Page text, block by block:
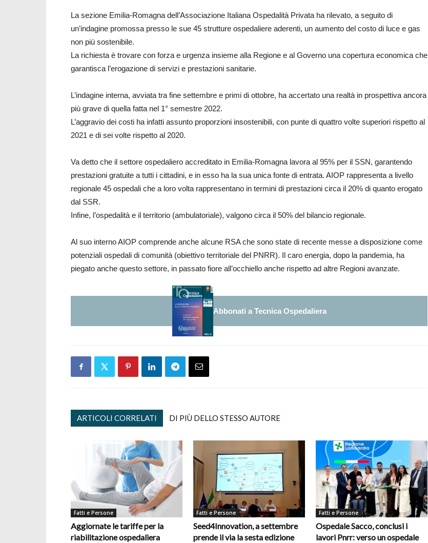
La sezione Emilia-Romagna dell’Associazione Italiana Ospedalità Privata ha rilevato, a seguito di
un’indagine promossa presso le sue 45 strutture ospedaliere aderenti, un aumento del costo di luce e gas
non più sostenibile.
La richiesta è trovare con forza e urgenza insieme alla Regione e al Governo una copertura economica che
garantisca l’erogazione di servizi e prestazioni sanitarie.
L’indagine interna, avviata tra fine settembre e primi di ottobre, ha accertato una realtà in prospettiva ancora
più grave di quella fatta nel 1° semestre 2022.
L’aggravio dei costi ha infatti assunto proporzioni insostenibili, con punte di quattro volte superiori rispetto al
2021 e di sei volte rispetto al 2020.
Va detto che il settore ospedaliero accreditato in Emilia-Romagna lavora al 95% per il SSN, garantendo
prestazioni gratuite a tutti i cittadini, e in esso ha la sua unica fonte di entrata. AIOP rappresenta a livello
regionale 45 ospedali che a loro volta rappresentano in termini di prestazioni circa il 20% di quanto erogato
dal SSR.
Infine, l’ospedalità e il territorio (ambulatoriale), valgono circa il 50% del bilancio regionale.
Al suo interno AIOP comprende anche alcune RSA che sono state di recente messe a disposizione come
potenziali ospedali di comunità (obiettivo territoriale del PNRR). Il caro energia, dopo la pandemia, ha
piegato anche questo settore, in passato fiore all’occhiello anche rispetto ad altre Regioni avanzate.
Abbonati a Tecnica Ospedaliera
ARTICOLI CORRELATI DI PIÙ DELLO STESSO AUTORE
Fatti e Persone
Aggiornate le tariffe per la
riabilitazione ospedaliera
Fatti e Persone
Seed4Innovation, a settembre
prende il via la sesta edizione
Fatti e Persone
Ospedale Sacco, conclusi i
lavori Pnrr: verso un ospedale